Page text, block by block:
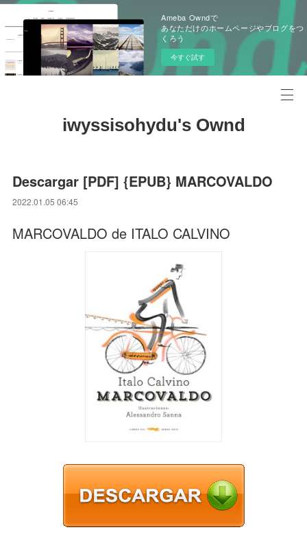
Ameba Owndで
あなただけのホームページやブログをつ
くろう
今すぐ試す
iwyssisohydu's Ownd
Descargar [PDF] {EPUB} MARCOVALDO
2022.01.05 06:45
MARCOVALDO de ITALO CALVINO